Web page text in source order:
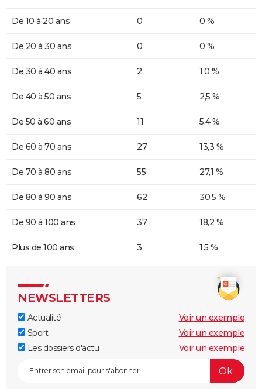
De 10 à 20 ans 0 0 %
De 20 à 30 ans 0 0 %
De 30 à 40 ans 2 1,0 %
De 40 à 50 ans 5 2,5 %
De 50 à 60 ans 11 5,4 %
De 60 à 70 ans 27 13,3 %
De 70 à 80 ans 55 27,1 %
De 80 à 90 ans 62 30,5 %
De 90 à 100 ans 37 18,2 %
Plus de 100 ans 3 1,5 %
NEWSLETTERS
Actualité
Voir un exemple
Sport
Voir un exemple
Les dossiers d'actu
Voir un exemple